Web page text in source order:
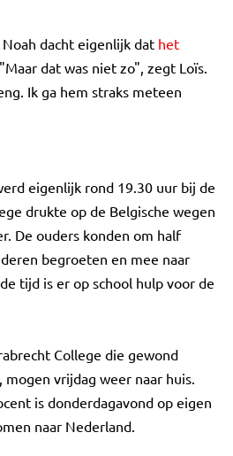
dacht eigenlijk dat het
dat was niet zo", zegt Loïs.
Ik ga hem straks meteen
eigenlijk rond 19.30 uur bij de
drukte op de Belgische wegen
De ouders konden om half
begroeten en mee naar
tijd is er op school hulp voor de
College die gewond
vrijdag weer naar huis.
is donderdagavond op eigen
naar Nederland.